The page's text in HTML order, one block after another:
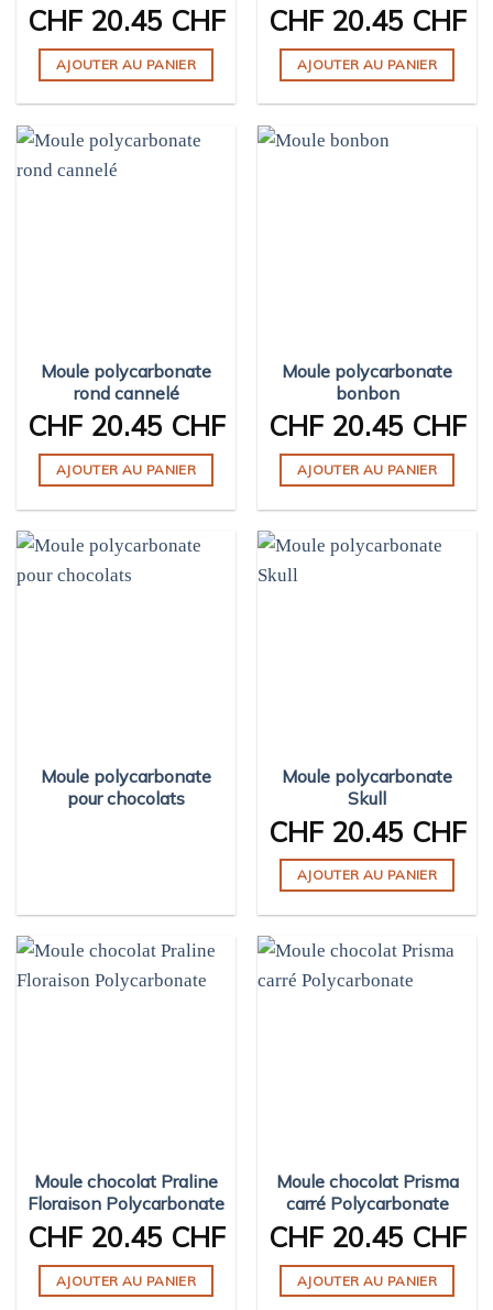
CHF20.45 CHF
AJOUTER AU PANIER
CHF20.45 CHF
AJOUTER AU PANIER
Moule polycarbonate
rond cannelé
CHF20.45 CHF
AJOUTER AU PANIER
Moule polycarbonate
bonbon
CHF20.45 CHF
AJOUTER AU PANIER
Moule polycarbonate
pour chocolats
Moule polycarbonate
Skull
CHF20.45 CHF
AJOUTER AU PANIER
Moule chocolat Praline
Floraison Polycarbonate
CHF20.45 CHF
AJOUTER AU PANIER
Moule chocolat Prisma
carré Polycarbonate
CHF20.45 CHF
AJOUTER AU PANIER